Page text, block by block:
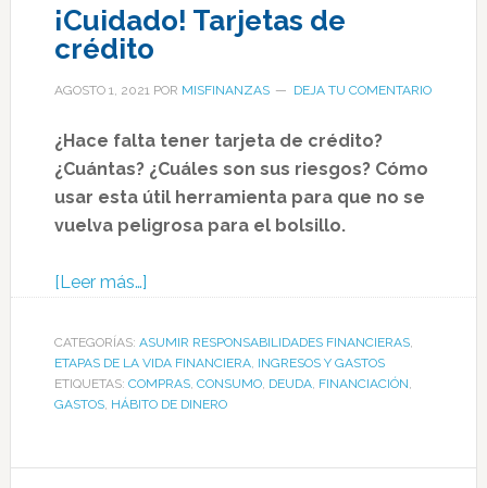
¡Cuidado! Tarjetas de
crédito
AGOSTO 1, 2021POR MISFINANZAS DEJA TU COMENTARIO
¿Hace falta tener tarjeta de crédito?
¿Cuántas? ¿Cuáles son sus riesgos? Cómo
usar esta útil herramienta para que no se
vuelva peligrosa para el bolsillo.
[Leer más…]
CATEGORÍAS: ASUMIR RESPONSABILIDADES FINANCIERAS,
ETAPAS DE LA VIDA FINANCIERA, INGRESOS Y GASTOS
ETIQUETAS: COMPRAS, CONSUMO, DEUDA, FINANCIACIÓN,
GASTOS, HÁBITO DE DINERO